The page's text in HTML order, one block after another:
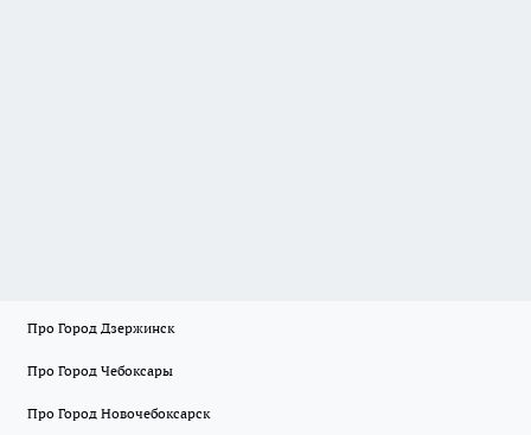
Про Город Дзержинск
Про Город Чебоксары
Про Город Новочебоксарск